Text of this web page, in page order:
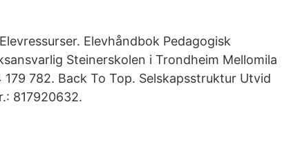
Elevhåndbok Pedagogisk
Steinerskolen i Trondheim Mellomila
782. Back To Top. Selskapsstruktur Utvid
817920632.